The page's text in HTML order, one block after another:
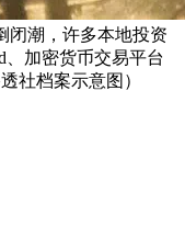
闭潮，许多本地投资
、加密货币交易平台
社档案示意图）